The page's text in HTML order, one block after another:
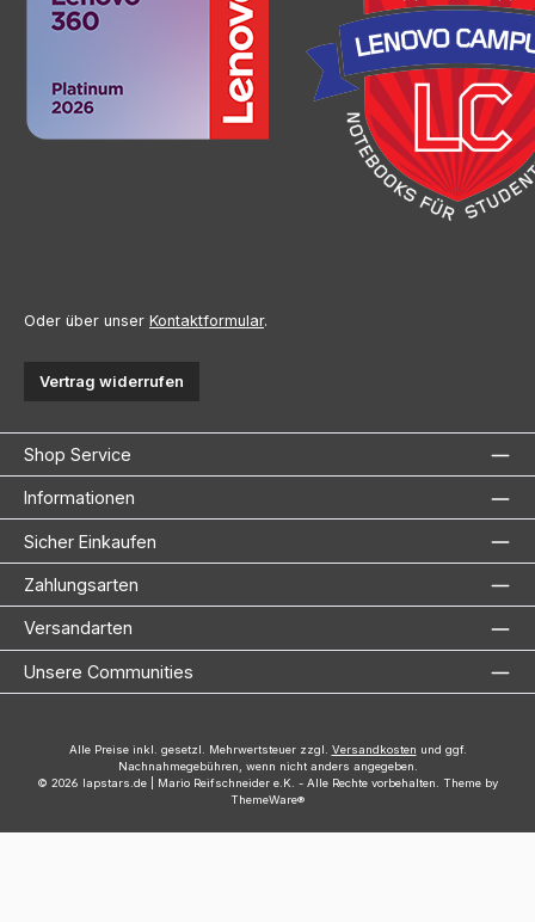
Oder über unser Kontaktformular.
Vertrag widerrufen
Shop Service
Informationen
Sicher Einkaufen
Zahlungsarten
Versandarten
Unsere Communities
Alle Preise inkl. gesetzl. Mehrwertsteuer zzgl. Versandkosten und ggf.
Nachnahmegebühren, wenn nicht anders angegeben.
© 2026 lapstars.de | Mario Reifschneider e.K. - Alle Rechte vorbehalten. Theme by
ThemeWare®